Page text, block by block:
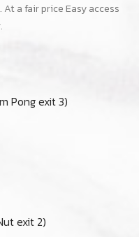
a fair price Easy access
Pong exit 3)
exit 2)